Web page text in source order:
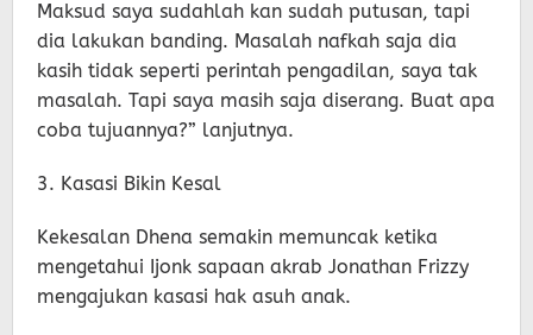
Maksud saya sudahlah kan sudah putusan, tapi
dia lakukan banding. Masalah nafkah saja dia
kasih tidak seperti perintah pengadilan, saya tak
masalah. Tapi saya masih saja diserang. Buat apa
coba tujuannya?” lanjutnya.
3. Kasasi Bikin Kesal
Kekesalan Dhena semakin memuncak ketika
mengetahui Ijonk sapaan akrab Jonathan Frizzy
mengajukan kasasi hak asuh anak.